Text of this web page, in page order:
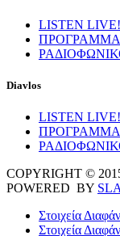
LISTEN LIVE!
ΠΡΟΓΡΑΜΜΑ
Diavlos
LISTEN LIVE!
ΠΡΟΓΡΑΜΜΑ
COPYRIGHT ©
POWERED BY
Στοιχεία
Στοιχεία